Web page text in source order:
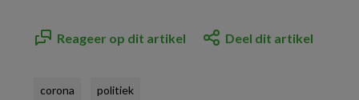
Reageer op dit artikel Deel dit artikel
corona politiek